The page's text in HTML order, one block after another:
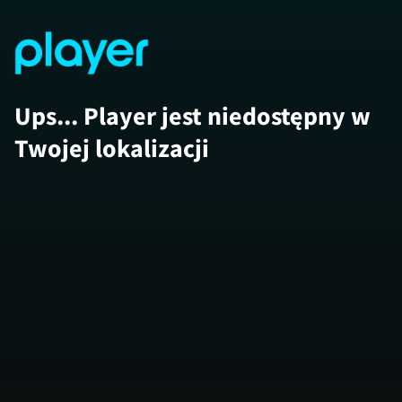
Ups... Player jest niedostępny w
Twojej lokalizacji